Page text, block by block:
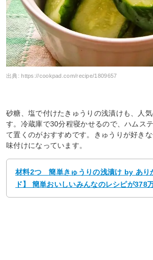
出典: https://cookpad.com/recipe/1809657
砂糖、塩で付けたきゅうりの浅漬けも、人
す。冷蔵庫で30分程寝かせるので、ハムス
て置くのがおすすめです。きゅうりが好き
味付けになっています。
材料2つ 簡単きゅうりの浅漬け by あり
ド】 簡単おいしいみんなのレシピが378